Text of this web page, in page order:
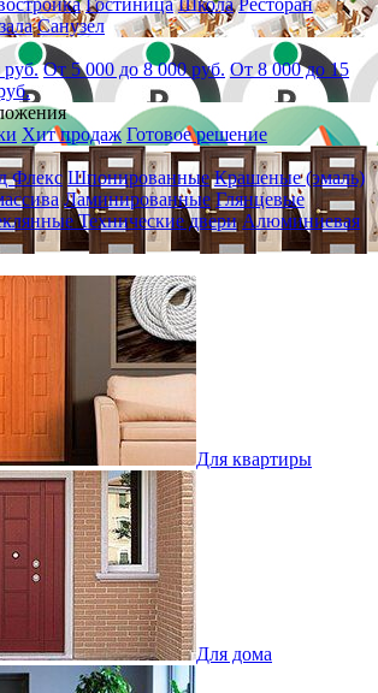
Гостиница Школа Ресторан
Санузел
руб. От 5 000 до 8 000 руб. От 8 000 до 15
Хит продаж Готовое решение
Флекс Шпонированные Крашеные (эмаль)
Ламинированные Глянцевые
Технические двери Алюминиевая
Для квартиры
Для дома